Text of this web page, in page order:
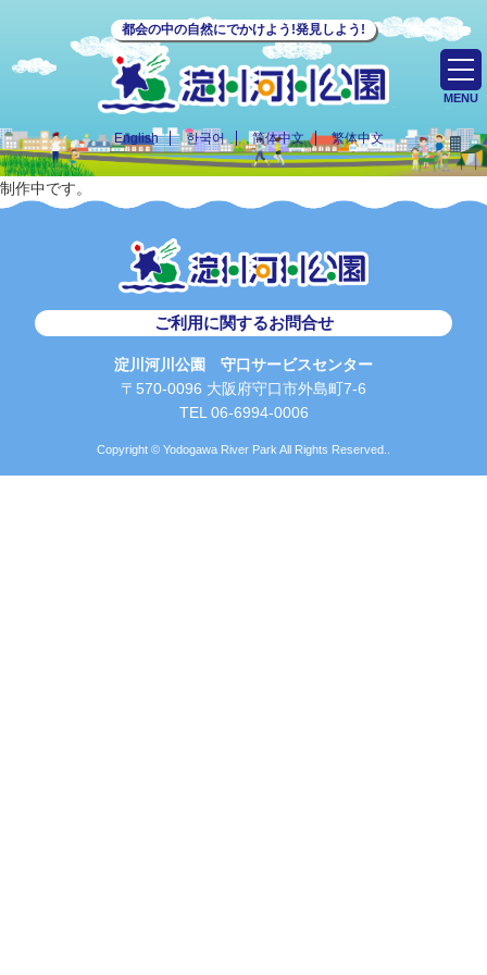
都会の中の自然にでかけよう!発見しよう!
English 한국어 简体中文 繁体中文
MENU
制作中です。
ご利用に関するお問合せ
淀川河川公園 守口サービスセンター
〒570-0096 大阪府守口市外島町7-6
TEL 06-6994-0006
Copyright © Yodogawa River Park All Rights Reserved..